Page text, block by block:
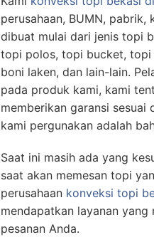
perusahaan, BUMN,
dibuat mulai dari jenis topi
topi polos, topi bucket,
boni laken, dan lain-lain.
pada produk kami, kami
memberikan garansi sesuai
kami pergunakan adalah
Saat ini masih ada yang
saat akan memesan topi
perusahaan konveksi topi
mendapatkan layanan
pesanan Anda.